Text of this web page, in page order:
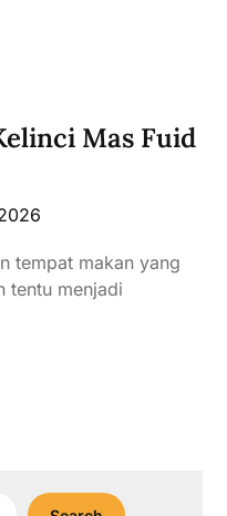
Mas Fuid
tempat makan yang
tentu menjadi